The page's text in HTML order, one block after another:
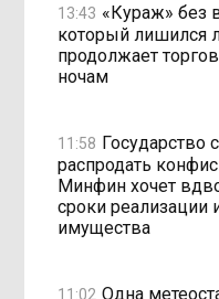
13:43 «Кураж» без
который лишился
продолжает
ночам
11:58 Государство
распродать
Минфин хочет
сроки реализации
имущества
11:02 Одна